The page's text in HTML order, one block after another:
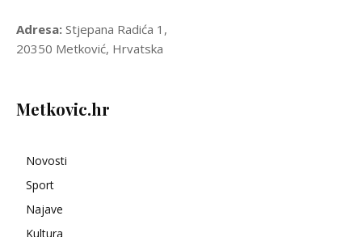
Adresa: Stjepana Radića 1,
20350 Metković, Hrvatska
Metkovic.hr
Novosti
Sport
Najave
Kultura